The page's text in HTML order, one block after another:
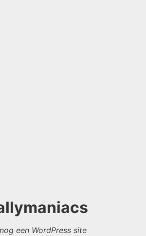
een WordPress site